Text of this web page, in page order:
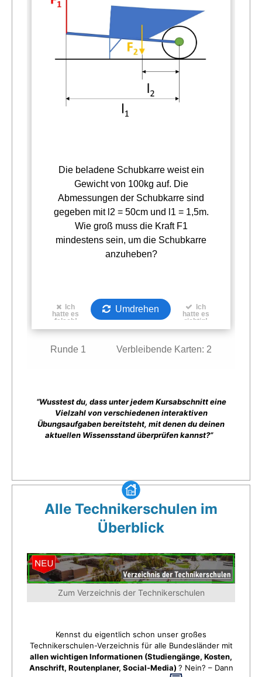
“Wusstest du, dass unter jedem Kursabschnitt eine
Vielzahl von verschiedenen interaktiven
Übungsaufgaben bereitsteht, mit denen du deinen
aktuellen Wissensstand überprüfen kannst?”
Alle Technikerschulen im
Überblick
Zum Verzeichnis der Technikerschulen
Kennst du eigentlich schon unser großes
Technikerschulen-Verzeichnis für alle Bundesländer mit
allen wichtigen Informationen (Studiengänge, Kosten,
Anschrift, Routenplaner, Social-Media) ? Nein? – Dann